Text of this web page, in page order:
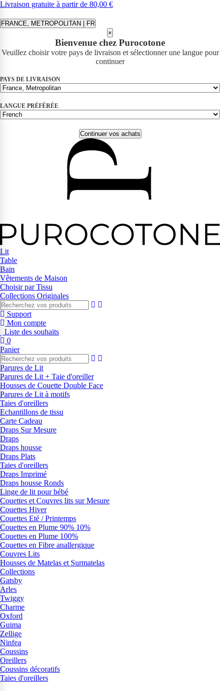
Livraison gratuite à partir de 80,00 €
FRANCE, METROPOLITAN | FR
×
Bienvenue chez Purocotone
Veuillez choisir votre pays de livraison et sélectionner une langue pour
continuer
PAYS DE LIVRAISON
LANGUE PRÉFÉRÉE
Continuer vos achats
Lit
Table
Bain
Vêtements de Maison
Choisir par Tissu
Collections Originales
Support
Mon compte
Liste des souhaits
0
Panier
Parures de Lit
Parures de Lit + Taie d'oreiller
Housses de Couette Double Face
Parures de Lit à motifs
Taies d'oreillers
Echantillons de tissu
Carte Cadeau
Draps Sur Mesure
Draps
Draps housse
Draps Plats
Taies d'oreillers
Draps Imprimé
Draps housse Ronds
Linge de lit pour bébé
Couettes et Couvres lits sur Mesure
Couettes Hiver
Couettes Eté / Printemps
Couettes en Plume 90% 10%
Couettes en Plume 100%
Couettes en Fibre anallergique
Couvres Lits
Housses de Matelas et Surmatelas
Collections
Gatsby
Arles
Twiggy
Charme
Oxford
Guima
Zellige
Ninfea
Coussins
Oreillers
Coussins décoratifs
Taies d'oreillers